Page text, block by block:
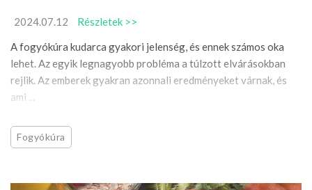
2024.07.12
Részletek >>
A fogyókúra kudarca gyakori jelenség, és ennek számos oka
lehet. Az egyik legnagyobb probléma a túlzott elvárásokban
rejlik. Az emberek gyakran azonnali eredményeket várnak, és
ami ...
Fogyókúra